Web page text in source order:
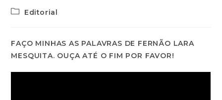
Editorial
FAÇO MINHAS AS PALAVRAS DE FERNÃO LARA
MESQUITA. OUÇA ATÉ O FIM POR FAVOR!